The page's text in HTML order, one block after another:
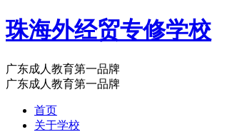
珠海外经贸专修学校
广东成人教育第一品牌
广东成人教育第一品牌
首页
关于学校